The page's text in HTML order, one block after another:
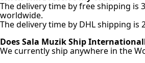
The delivery time by free shipping is
worldwide.
The delivery time by DHL shipping is
Does Sala Muzik Ship
We currently ship anywhere in the